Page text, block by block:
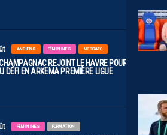
ANCIENS FÉMININES MERCATO
REJOINT LE HAVRE POUR UN
DÉFI EN ARKEMA PREMIÈRE LIGUE
FÉMININES FORMATION